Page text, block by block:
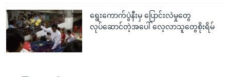
ရွေးကောက်ပွဲနီးမှ ပြောင်းလဲမှုတွေ
လုပ်ဆောင်တဲ့အပေါ် လေ့လာသူတွေစိုးရိမ်